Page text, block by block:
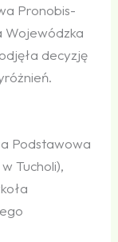
Pronobis-
Wojewódzka
decyzję
Podstawowa
Tucholi),